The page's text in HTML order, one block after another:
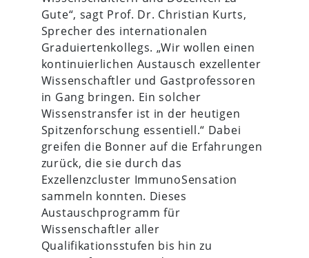
Gute“, sagt Prof. Dr. Christian Kurts,
Sprecher des internationalen
Graduiertenkollegs. „Wir wollen einen
kontinuierlichen Austausch exzellenter
Wissenschaftler und Gastprofessoren
in Gang bringen. Ein solcher
Wissenstransfer ist in der heutigen
Spitzenforschung essentiell.“ Dabei
greifen die Bonner auf die Erfahrungen
zurück, die sie durch das
Exzellenzcluster ImmunoSensation
sammeln konnten. Dieses
Austauschprogramm für
Wissenschaftler aller
Qualifikationsstufen bis hin zu